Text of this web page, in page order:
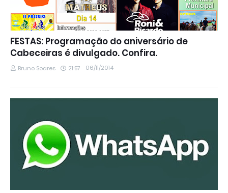
FESTAS: Programação do aniversário de
Cabeceiras é divulgado. Confira.
Bruno Soares 21:57 06/11/2014